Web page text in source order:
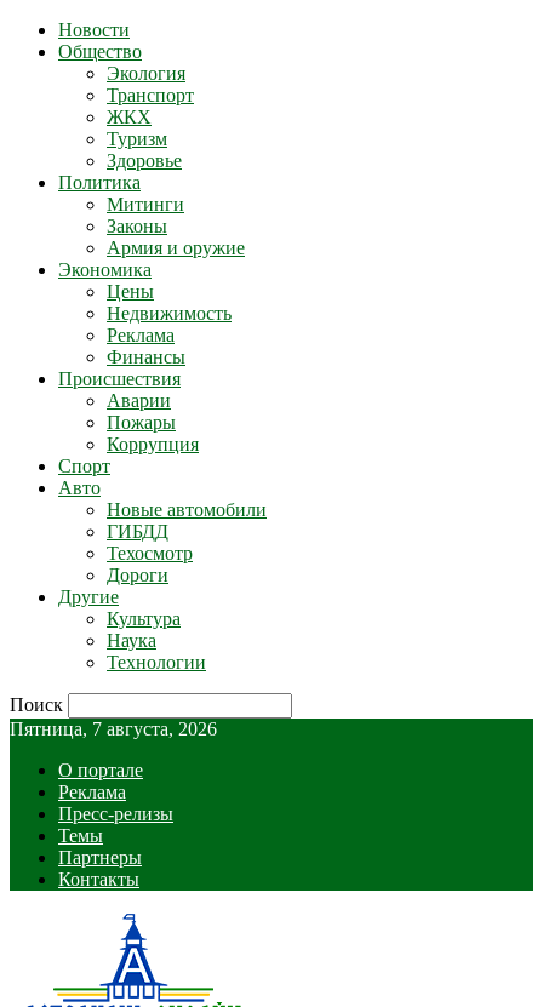
Новости
Общество
Экология
Транспорт
ЖКХ
Туризм
Здоровье
Политика
Митинги
Законы
Армия и оружие
Экономика
Цены
Недвижимость
Реклама
Финансы
Происшествия
Аварии
Пожары
Коррупция
Спорт
Авто
Новые автомобили
ГИБДД
Техосмотр
Дороги
Другие
Культура
Наука
Технологии
Поиск
Пятница, 7 августа, 2026
О портале
Реклама
Пресс-релизы
Темы
Партнеры
Контакты